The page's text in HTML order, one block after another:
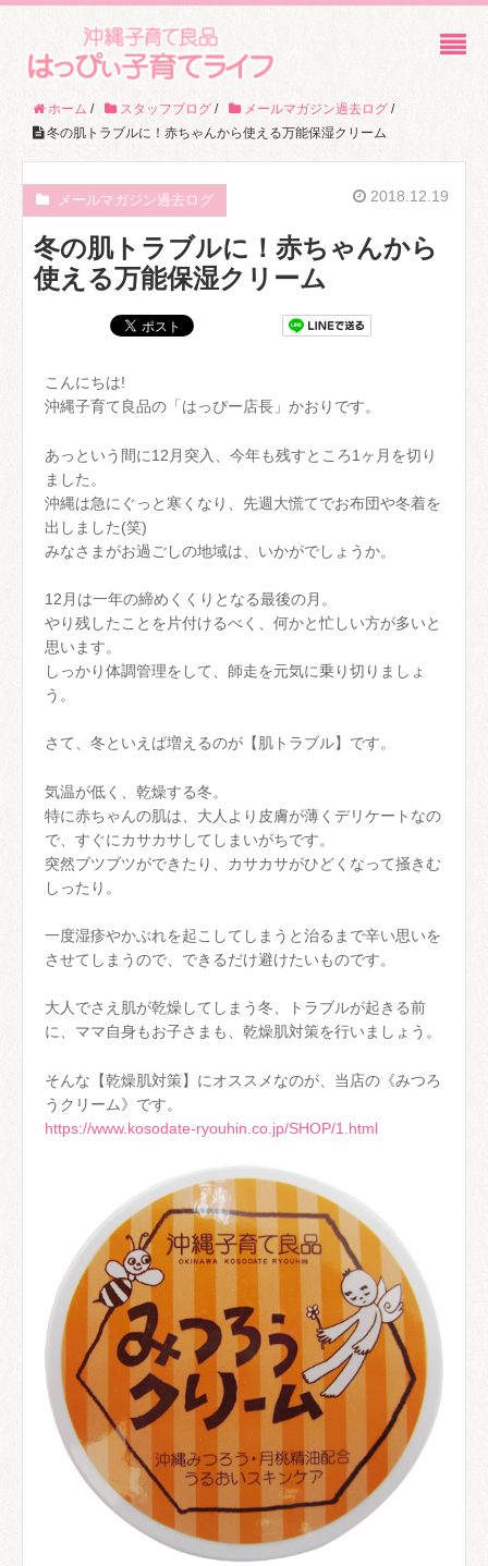
ホーム / スタッフブログ / メールマガジン過去ログ /
冬の肌トラブルに！赤ちゃんから使える万能保湿クリーム
メールマガジン過去ログ 2018.12.19
冬の肌トラブルに！赤ちゃんから
使える万能保湿クリーム
こんにちは!
沖縄子育て良品の「はっぴー店長」かおりです。
あっという間に12月突入、今年も残すところ1ヶ月を切り
ました。
沖縄は急にぐっと寒くなり、先週大慌てでお布団や冬着を
出しました(笑)
みなさまがお過ごしの地域は、いかがでしょうか。
12月は一年の締めくくりとなる最後の月。
やり残したことを片付けるべく、何かと忙しい方が多いと
思います。
しっかり体調管理をして、師走を元気に乗り切りましょ
う。
さて、冬といえば増えるのが【肌トラブル】です。
気温が低く、乾燥する冬。
特に赤ちゃんの肌は、大人より皮膚が薄くデリケートなの
で、すぐにカサカサしてしまいがちです。
突然ブツブツができたり、カサカサがひどくなって掻きむ
しったり。
一度湿疹やかぶれを起こしてしまうと治るまで辛い思いを
させてしまうので、できるだけ避けたいものです。
大人でさえ肌が乾燥してしまう冬、トラブルが起きる前
に、ママ自身もお子さまも、乾燥肌対策を行いましょう。
そんな【乾燥肌対策】にオススメなのが、当店の《みつろ
うクリーム》です。
https://www.kosodate-ryouhin.co.jp/SHOP/1.html